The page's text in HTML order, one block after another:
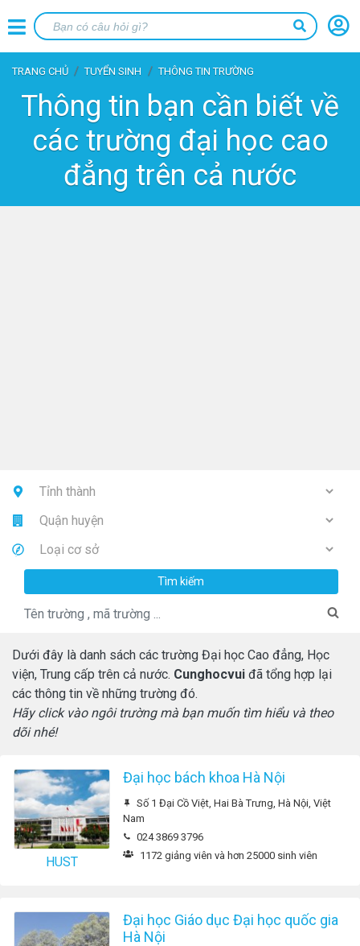
TRANG CHỦ TUYỂN SINH THÔNG TIN TRƯỜNG
Thông tin bạn cần biết về
các trường đại học cao
đẳng trên cả nước
Tìm kiếm
Dưới đây là danh sách các trường Đại học Cao đẳng, Học
viện, Trung cấp trên cả nước. Cunghocvui đã tổng hợp lại
các thông tin về những trường đó.
Hãy click vào ngôi trường mà bạn muốn tìm hiểu và theo
dõi nhé!
HUST
Đại học bách khoa Hà Nội
Số 1 Đại Cồ Việt, Hai Bà Trưng, Hà Nội, Việt
Nam
024 3869 3796
1172 giảng viên và hơn 25000 sinh viên
Đại học Giáo dục Đại học quốc gia
Hà Nội